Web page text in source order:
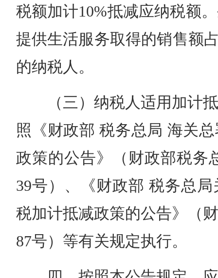
税额加计10%抵减应纳税额
提供生活服务取得的销售额
的纳税人。
（三）纳税人适用加计抵
照《财政部 税务总局 海关
政策的公告》（财政部税务
39号）、《财政部 税务总
税加计抵减政策的公告》（
87号）等有关规定执行。